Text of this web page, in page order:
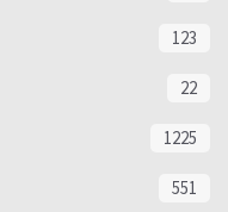
123
22
1225
551